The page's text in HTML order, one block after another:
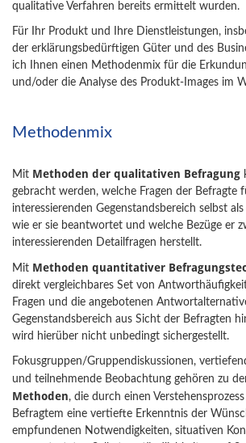
qualitative Verfahren bereits ermittelt wurden.
Für Ihr Produkt und Ihre Dienstleistungen,
der erklärungsbedürftigen Güter und des
ich Ihnen einen Methodenmix für die
und/oder die Analyse des Produkt-Images im
Methodenmix
Mit Methoden der qualitativen Befragung
gebracht werden, welche Fragen der Befragte
interessierenden Gegenstandsbereich selbst
wie er sie beantwortet und welche Bezüge er
interessierenden Detailfragen herstellt.
Mit Methoden quantitativer
direkt vergleichbares Set von
Fragen und die angebotenen
Gegenstandsbereich aus Sicht der Befragten
wird hierüber nicht unbedingt sichergestellt.
Fokusgruppen/Gruppendiskussionen,
und teilnehmende Beobachtung gehören zu
Methoden, die durch einen
Befragtem eine vertiefte Erkenntnis der
empfundenen Notwendigkeiten, situativen